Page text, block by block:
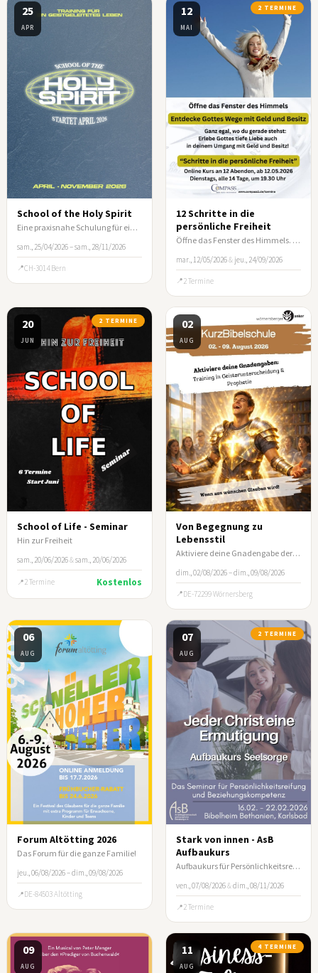
25
APR
School of the Holy Spirit
Eine praxisnahe Schulung für ein vom Heiligen Geist geleitetes Leben
sam., 25/04/2026 – sam., 28/11/2026
CH-3014 Bern
12
MAI
2 TERMINE
12 Schritte in die
persönliche Freiheit
Öffne das Fenster des Himmels. Entdecke Gottes Wege mit Geld und Besitz!
mar., 12/05/2026& jeu., 24/09/2026
2 Termine
20
JUN
2 TERMINE
School of Life - Seminar
Hin zur Freiheit
sam., 20/06/2026&sam., 20/06/2026
2 Termine Kostenlos
02
AUG
Von Begegnung zu
Lebensstil
Aktiviere deine Gnadengabe der Prophetie und der Geisterunterscheidung
dim., 02/08/2026 – dim., 09/08/2026
DE-72299 Wörnersberg
06
AUG
Forum Altötting 2026
Das Forum für die ganze Familie!
jeu., 06/08/2026 – dim., 09/08/2026
DE-84503 Altötting
07
AUG
2 TERMINE
Stark von innen - AsB
Aufbaukurs
Aufbaukurs für Persönlichkeitsreifung und Beziehungskompetenz
ven., 07/08/2026&dim., 08/11/2026
2 Termine
09
AUG
11
AUG
4 TERMINE